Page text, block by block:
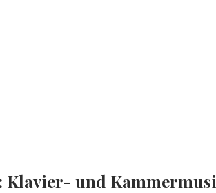
Klavier- und